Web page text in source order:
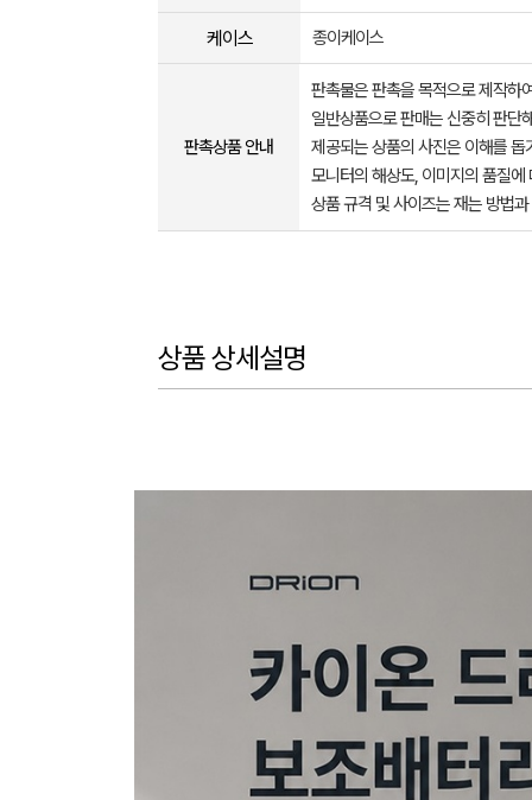
케이스 종이케이스
판촉상품 안내
판촉물은 판촉을 목적으로 제작하
일반상품으로 판매는 신중히 판단
제공되는 상품의 사진은 이해를
모니터의 해상도, 이미지의 품질
상품 규격 및 사이즈는 재는 방법
상품 상세설명